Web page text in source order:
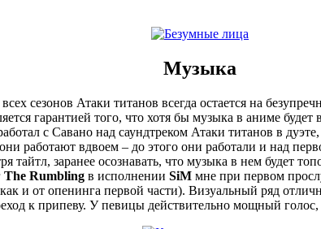
Музыка
сезонов Атаки титанов всегда остается на
гарантией того, что хотя бы музыка в аниме
с Савано над саундтреком Атаки титанов в
работают вдвоем – до этого они работали и над
тайтл, заранее осознавать, что музыка в нем будет
The Rumbling в исполнении SiM мне при первом
и от опенинга первой части). Визуальный ряд
к припеву. У певицы действительно мощный